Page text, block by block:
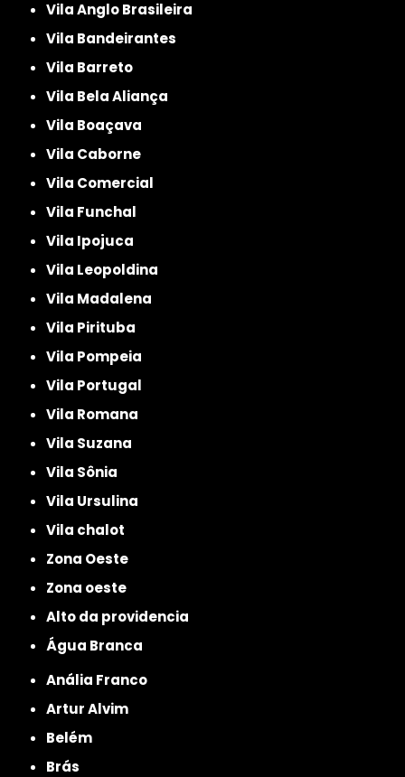
Vila Anglo Brasileira
Vila Bandeirantes
Vila Barreto
Vila Bela Aliança
Vila Boaçava
Vila Caborne
Vila Comercial
Vila Funchal
Vila Ipojuca
Vila Leopoldina
Vila Madalena
Vila Pirituba
Vila Pompeia
Vila Portugal
Vila Romana
Vila Suzana
Vila Sônia
Vila Ursulina
Vila chalot
Zona Oeste
Zona oeste
alto da providencia
Água Branca
Anália Franco
Artur Alvim
Belém
Brás